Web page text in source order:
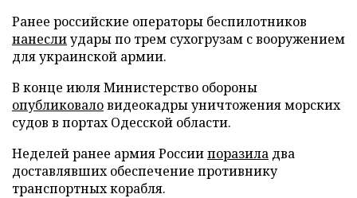
Ранее российские операторы беспилотников
нанеслиудары по трем сухогрузам с вооружением
для украинской армии.
В конце июля Министерство обороны
опубликоваловидеокадры уничтожения морских
судов в портах Одесской области.
Неделей ранее армия Россиипоразила два
доставлявших обеспечение противнику
транспортных корабля.